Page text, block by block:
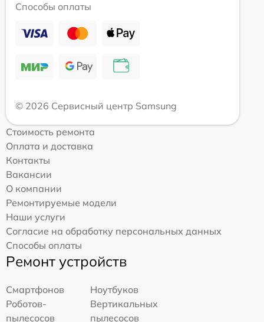
Способы оплаты
© 2026 Сервисный центр Samsung
Стоимость ремонта
Оплата и доставка
Контакты
Вакансии
О компании
Ремонтируемые модели
Наши услуги
Согласие на обработку персональных данных
Способы оплаты
Ремонт устройств
Смартфонов
Ноутбуков
Роботов-
пылесосов
Вертикальных
пылесосов